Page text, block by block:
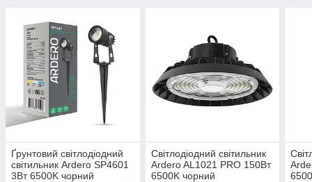
Ґрунтовий світлодіодний
світильник Ardero SP4601
3Вт 6500K чорний
Світлодіодний світильник
Ardero AL1021 PRO 150Вт
6500K чорний